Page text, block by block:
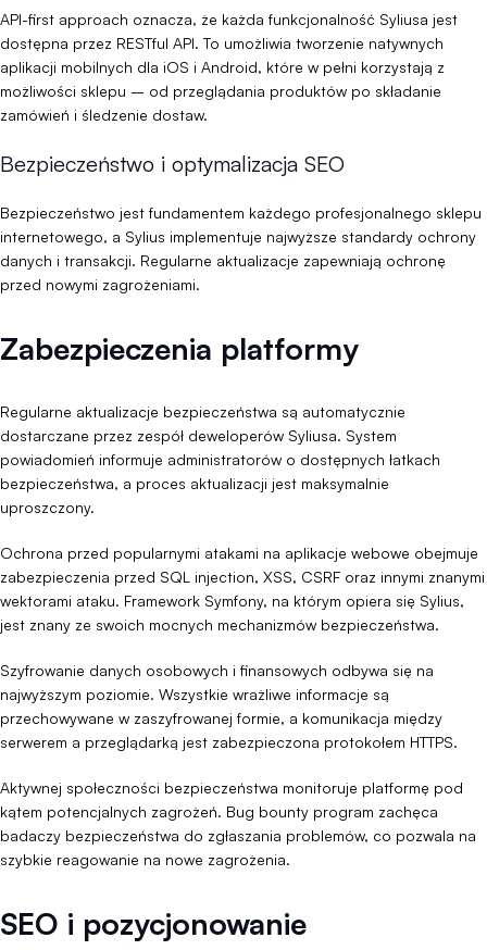
API-first approach oznacza, że każda funkcjonalność Syliusa jest
dostępna przez RESTful API. To umożliwia tworzenie natywnych
aplikacji mobilnych dla iOS i Android, które w pełni korzystają z
możliwości sklepu – od przeglądania produktów po składanie
zamówień i śledzenie dostaw.
Bezpieczeństwo i optymalizacja SEO
Bezpieczeństwo jest fundamentem każdego profesjonalnego sklepu
internetowego, a Sylius implementuje najwyższe standardy ochrony
danych i transakcji. Regularne aktualizacje zapewniają ochronę
przed nowymi zagrożeniami.
Zabezpieczenia platformy
Regularne aktualizacje bezpieczeństwa są automatycznie
dostarczane przez zespół deweloperów Syliusa. System
powiadomień informuje administratorów o dostępnych łatkach
bezpieczeństwa, a proces aktualizacji jest maksymalnie
uproszczony.
Ochrona przed popularnymi atakami na aplikacje webowe obejmuje
zabezpieczenia przed SQL injection, XSS, CSRF oraz innymi znanymi
wektorami ataku. Framework Symfony, na którym opiera się Sylius,
jest znany ze swoich mocnych mechanizmów bezpieczeństwa.
Szyfrowanie danych osobowych i finansowych odbywa się na
najwyższym poziomie. Wszystkie wrażliwe informacje są
przechowywane w zaszyfrowanej formie, a komunikacja między
serwerem a przeglądarką jest zabezpieczona protokołem HTTPS.
Aktywnej społeczności bezpieczeństwa monitoruje platformę pod
kątem potencjalnych zagrożeń. Bug bounty program zachęca
badaczy bezpieczeństwa do zgłaszania problemów, co pozwala na
szybkie reagowanie na nowe zagrożenia.
SEO i pozycjonowanie